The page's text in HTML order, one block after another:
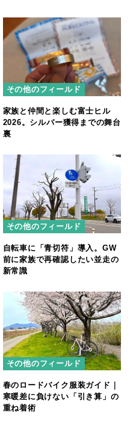
その他のフィールド
家族と仲間と楽しむ富士ヒル
2026。シルバー獲得までの舞台
裏
その他のフィールド
自転車に「青切符」導入。GW
前に家族で再確認したい並走の
新常識
その他のフィールド
春のロードバイク服装ガイド｜
寒暖差に負けない「引き算」の
重ね着術